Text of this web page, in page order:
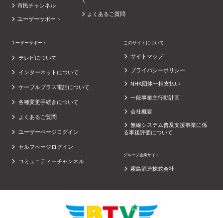
市民チャンネル
ユーザーサポート
よくあるご質問
ユーザーサポート
テレビについて
インターネットについて
ケーブルプラス電話について
各種変更手続きについて
よくあるご質問
ユーザーページログイン
セルフページログイン
コミュニティーチャンネル
このサイトについて
サイトマップ
プライバシーポリシー
NHK団体一括支払い
一般事業主行動計画
会社概要
無線システム普及支援事業に係
る事後評価について
グループ企業サイト
霧島酒造株式会社